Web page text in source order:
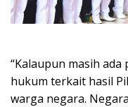
“Kalaupun masih
hukum terkait hasil
warga negara.